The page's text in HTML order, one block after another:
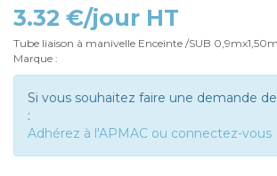
3.32 €/jour HT
Tube liaison à manivelle Enceinte /SUB 0,9mx1,50m
Marque :
Si vous souhaitez faire une demande
:
Adhérez à l'APMAC ou connectez-vous